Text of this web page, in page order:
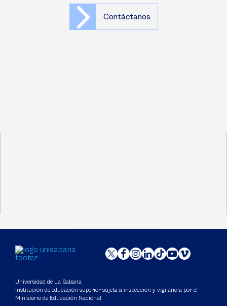
Contáctanos
Universidad de La Sabana
Institución de educación superior sujeta a inspección y vigilancia por el
Ministerio de Educación Nacional